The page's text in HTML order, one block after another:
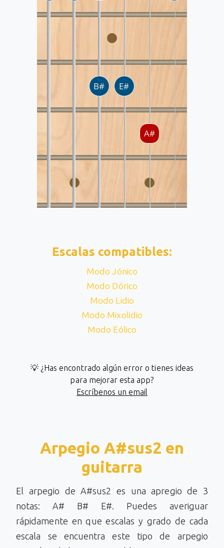
Escalas compatibles:
Modo Jónico
Modo Dórico
Modo Lidio
Modo Mixolidio
Modo Eólico
💡 ¿Has encontrado algún error o tienes ideas
para mejorar esta app?
Escríbenos un email
Arpegio A#sus2 en
guitarra
El arpegio de A#sus2 es una apregio de 3
notas: A# B# E#. Puedes averiguar
rápidamente en que escalas y grado de cada
escala se encuentra este tipo de arpegio